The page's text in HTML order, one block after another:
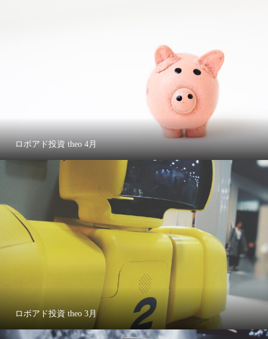
ロボアド投資 theo 4月
ロボアド投資 theo 3月